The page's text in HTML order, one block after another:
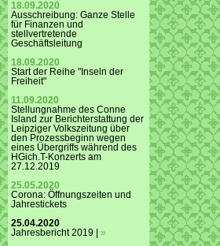
18.09.2020
Ausschreibung: Ganze Stelle
für Finanzen und
stellvertretende
Geschäftsleitung
18.09.2020
Start der Reihe "Inseln der
Freiheit"
11.09.2020
Stellungnahme des Conne
Island zur Berichterstattung der
Leipziger Volkszeitung über
den Prozessbeginn wegen
eines Übergriffs während des
HGich.T-Konzerts am
27.12.2019
25.05.2020
Corona: Öffnungszeiten und
Jahrestickets
25.04.2020
Jahresbericht 2019 | »